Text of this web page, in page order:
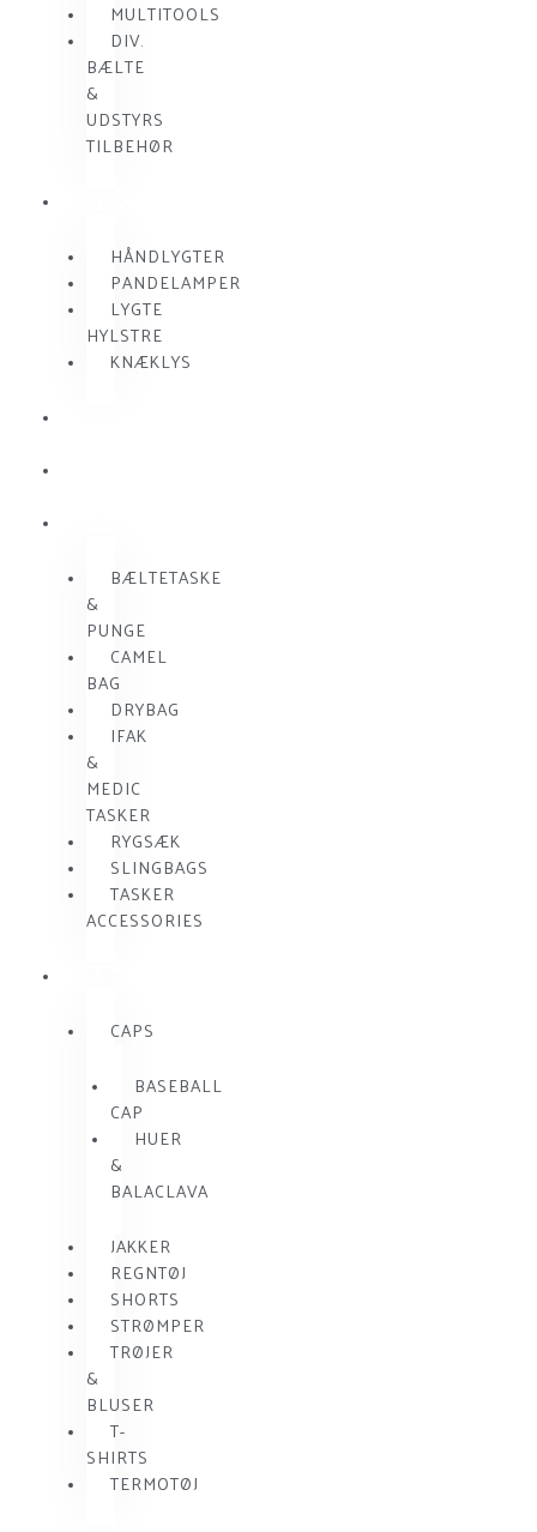
MULTITOOLS
DIV.
BÆLTE
&
UDSTYRS
TILBEHØR
HÅNDLYGTER
PANDELAMPER
LYGTE
HYLSTRE
KNÆKLYS
BÆLTETASKE
&
PUNGE
CAMEL
BAG
DRYBAG
IFAK
&
MEDIC
TASKER
RYGSÆK
SLINGBAGS
TASKER
ACCESSORIES
CAPS
BASEBALL
CAP
HUER
&
BALACLAVA
JAKKER
REGNTØJ
SHORTS
STRØMPER
TRØJER
&
BLUSER
T-
SHIRTS
TERMOTØJ